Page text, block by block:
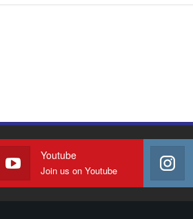
Youtube
Join us on Youtube